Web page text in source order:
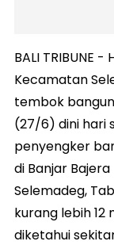
BALI TRIBUNE
Kecamatan
tembok
(27/6) dini hari
penyengker
di Banjar
Selemadeg,
kurang lebih
diketahui